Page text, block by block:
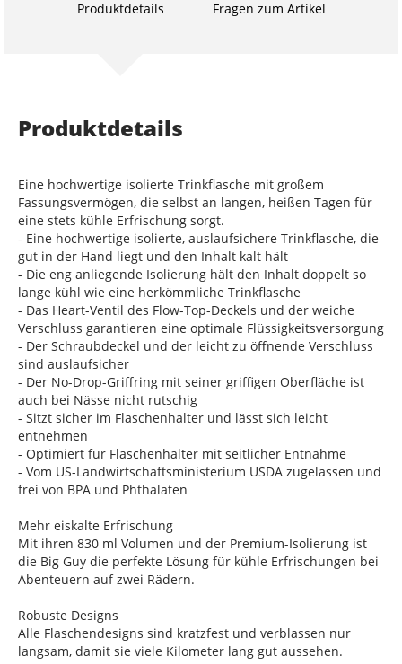
Produktdetails Fragen zum Artikel
Produktdetails
Eine hochwertige isolierte Trinkflasche mit großem
Fassungsvermögen, die selbst an langen, heißen Tagen für
eine stets kühle Erfrischung sorgt.
- Eine hochwertige isolierte, auslaufsichere Trinkflasche, die
gut in der Hand liegt und den Inhalt kalt hält
- Die eng anliegende Isolierung hält den Inhalt doppelt so
lange kühl wie eine herkömmliche Trinkflasche
- Das Heart-Ventil des Flow-Top-Deckels und der weiche
Verschluss garantieren eine optimale Flüssigkeitsversorgung
- Der Schraubdeckel und der leicht zu öffnende Verschluss
sind auslaufsicher
- Der No-Drop-Griffring mit seiner griffigen Oberfläche ist
auch bei Nässe nicht rutschig
- Sitzt sicher im Flaschenhalter und lässt sich leicht
entnehmen
- Optimiert für Flaschenhalter mit seitlicher Entnahme
- Vom US-Landwirtschaftsministerium USDA zugelassen und
frei von BPA und Phthalaten
Mehr eiskalte Erfrischung
Mit ihren 830 ml Volumen und der Premium-Isolierung ist
die Big Guy die perfekte Lösung für kühle Erfrischungen bei
Abenteuern auf zwei Rädern.
Robuste Designs
Alle Flaschendesigns sind kratzfest und verblassen nur
langsam, damit sie viele Kilometer lang gut aussehen.